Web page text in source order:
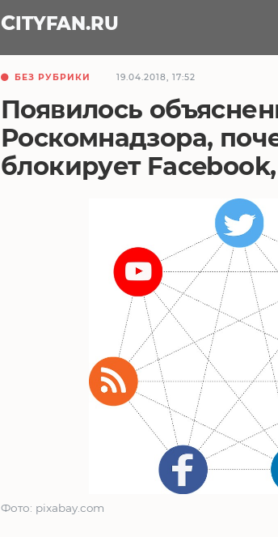
CITYFAN.RU
БЕЗ РУБРИКИ 19.04.2018, 17:52
Появилось
Роскомнадзора,
блокирует
Фото: pixabay.com